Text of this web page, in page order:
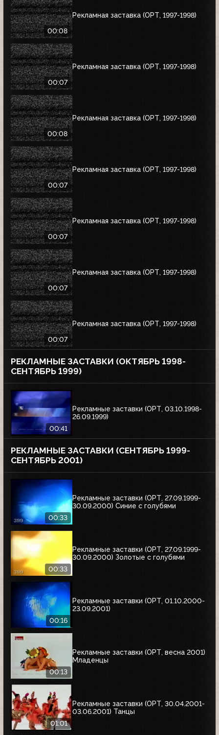
00:08
Рекламная заставка (ОРТ, 1997-1998)
00:07
Рекламная заставка (ОРТ, 1997-1998)
00:08
Рекламная заставка (ОРТ, 1997-1998)
00:07
Рекламная заставка (ОРТ, 1997-1998)
00:07
Рекламная заставка (ОРТ, 1997-1998)
00:07
Рекламная заставка (ОРТ, 1997-1998)
00:07
Рекламная заставка (ОРТ, 1997-1998)
РЕКЛАМНЫЕ ЗАСТАВКИ (ОКТЯБРЬ 1998-
СЕНТЯБРЬ 1999)
00:41
Рекламные заставки (ОРТ, 03.10.1998-
26.09.1999)
РЕКЛАМНЫЕ ЗАСТАВКИ (СЕНТЯБРЬ 1999-
СЕНТЯБРЬ 2001)
00:33
Рекламные заставки (ОРТ, 27.09.1999-
30.09.2000) Синие с голубями
00:33
Рекламные заставки (ОРТ, 27.09.1999-
30.09.2000) Золотые с голубями
00:16
Рекламные заставки (ОРТ, 01.10.2000-
23.09.2001)
00:13
Рекламные заставки (ОРТ, весна 2001)
Младенцы
01:01
Рекламные заставки (ОРТ, 30.04.2001-
03.06.2001) Танцы